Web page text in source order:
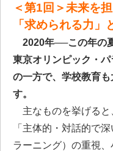
＜第1回＞未来を
「求められる力」
2020年──この年の
東京オリンピック・パ
の一方で、学校教育
す。
主なものを挙げると
「主体的・対話的で
ラーニング）の重視